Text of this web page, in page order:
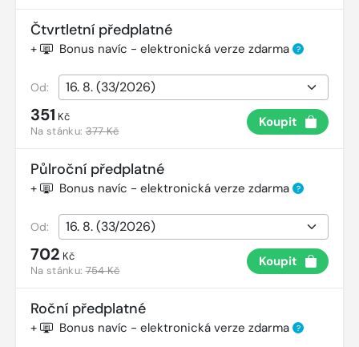
Čtvrtletní předplatné
+ Bonus navíc - elektronická verze zdarma ?
Od:
351 Kč
Na stánku:377 Kč
Koupit
Půlroční předplatné
+ Bonus navíc - elektronická verze zdarma ?
Od:
702 Kč
Na stánku:754 Kč
Koupit
Roční předplatné
+ Bonus navíc - elektronická verze zdarma ?